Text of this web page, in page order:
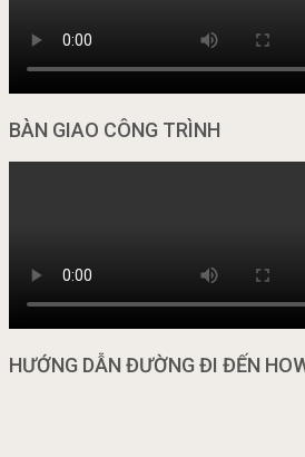
BÀN GIAO CÔNG TRÌNH
HƯỚNG DẪN ĐƯỜNG ĐI ĐẾN